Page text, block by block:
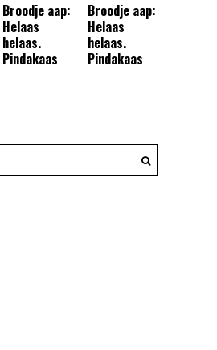
Broodje aap:
Helaas
helaas.
Pindakaas
Broodje aap:
Helaas
helaas.
Pindakaas